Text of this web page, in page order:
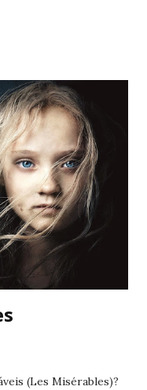
(Les Misérables)?